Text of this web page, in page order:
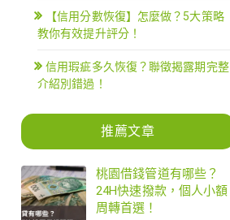
【信用分數恢復】怎麼做？5大策略
教你有效提升評分！
信用瑕疵多久恢復？聯徵揭露期完整
介紹別錯過！
推薦文章
桃園借錢管道有哪些？
24H快速撥款，個人小額
周轉首選！